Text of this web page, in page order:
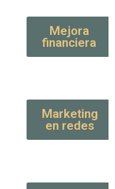
Mejora
financiera
Marketing
en redes